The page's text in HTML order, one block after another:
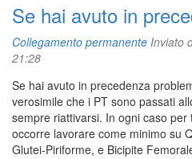
Se hai avuto in
Collegamento permanente Inviato
21:28
Se hai avuto in precedenza
verosimile che i PT sono passati
sempre riattivarsi. In ogni caso
occorre lavorare come minimo su
Glutei-Piriforme, e Bicipite